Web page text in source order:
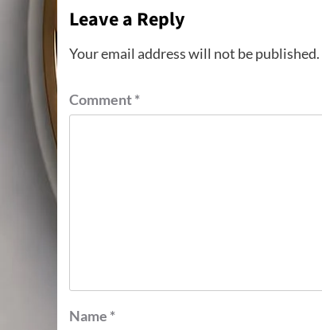
Leave a Reply
Your email address will not be published.
Comment*
Name *